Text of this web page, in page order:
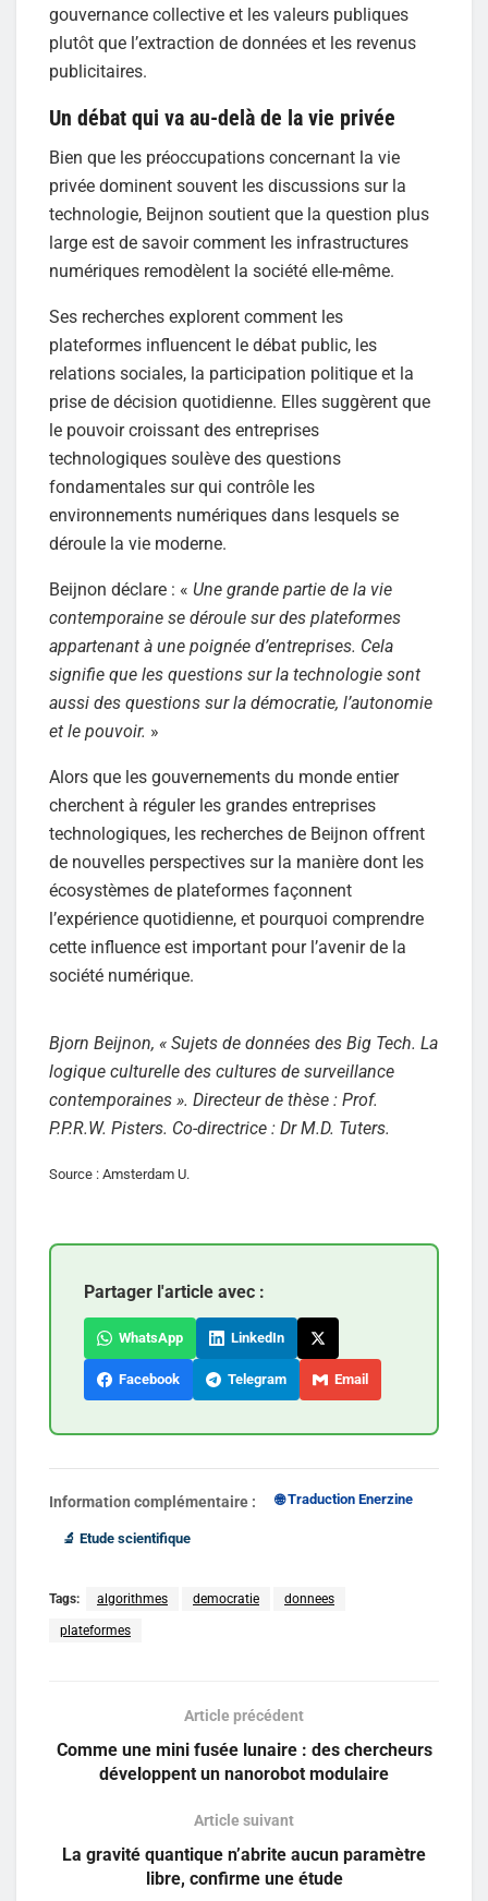
gouvernance collective et les valeurs publiques
plutôt que l’extraction de données et les revenus
publicitaires.
Un débat qui va au-delà de la vie privée
Bien que les préoccupations concernant la vie
privée dominent souvent les discussions sur la
technologie, Beijnon soutient que la question plus
large est de savoir comment les infrastructures
numériques remodèlent la société elle-même.
Ses recherches explorent comment les
plateformes influencent le débat public, les
relations sociales, la participation politique et la
prise de décision quotidienne. Elles suggèrent que
le pouvoir croissant des entreprises
technologiques soulève des questions
fondamentales sur qui contrôle les
environnements numériques dans lesquels se
déroule la vie moderne.
Beijnon déclare : « Une grande partie de la vie
contemporaine se déroule sur des plateformes
appartenant à une poignée d’entreprises. Cela
signifie que les questions sur la technologie sont
aussi des questions sur la démocratie, l’autonomie
et le pouvoir. »
Alors que les gouvernements du monde entier
cherchent à réguler les grandes entreprises
technologiques, les recherches de Beijnon offrent
de nouvelles perspectives sur la manière dont les
écosystèmes de plateformes façonnent
l’expérience quotidienne, et pourquoi comprendre
cette influence est important pour l’avenir de la
société numérique.
Bjorn Beijnon, « Sujets de données des Big Tech. La
logique culturelle des cultures de surveillance
contemporaines ». Directeur de thèse : Prof.
P.P.R.W. Pisters. Co-directrice : Dr M.D. Tuters.
Source : Amsterdam U.
Partager l'article avec :
WhatsApp LinkedIn
Facebook Telegram Email
Information complémentaire : 🌐 Traduction Enerzine
🔬 Etude scientifique
Tags: algorithmes democratie donnees
plateformes
Article précédent
Comme une mini fusée lunaire : des chercheurs
développent un nanorobot modulaire
Article suivant
La gravité quantique n’abrite aucun paramètre
libre, confirme une étude